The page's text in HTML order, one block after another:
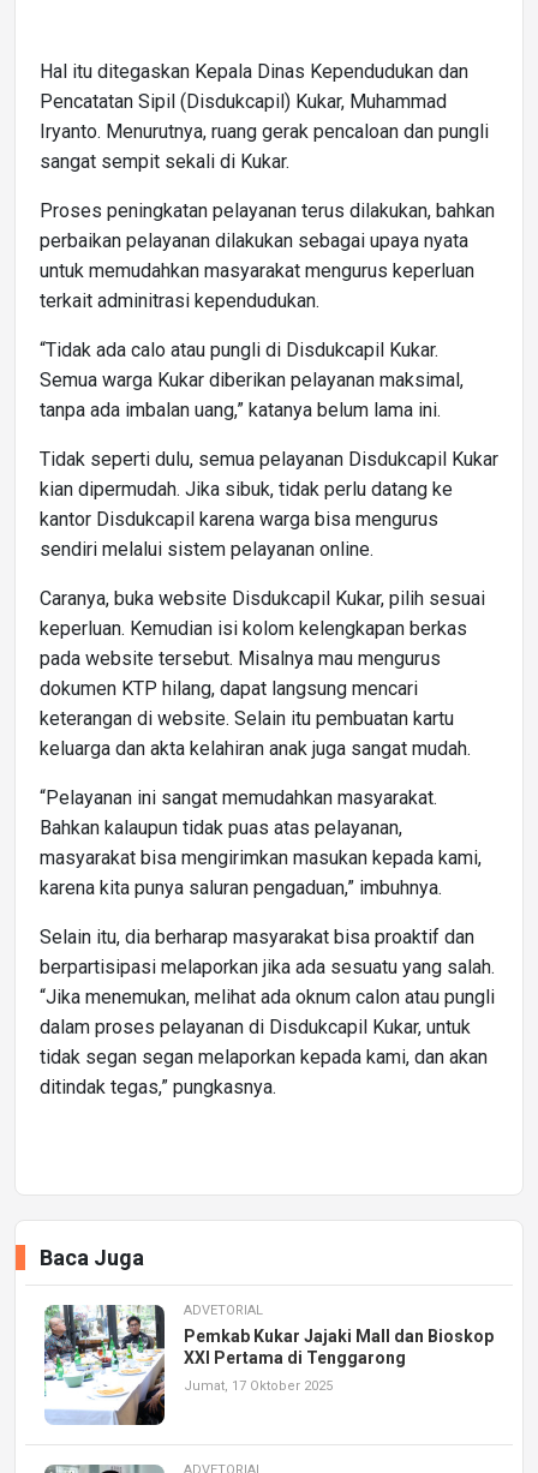
Hal itu ditegaskan Kepala Dinas Kependudukan dan
Pencatatan Sipil (Disdukcapil) Kukar, Muhammad
Iryanto. Menurutnya, ruang gerak pencaloan dan pungli
sangat sempit sekali di Kukar.
Proses peningkatan pelayanan terus dilakukan, bahkan
perbaikan pelayanan dilakukan sebagai upaya nyata
untuk memudahkan masyarakat mengurus keperluan
terkait adminitrasi kependudukan.
“Tidak ada calo atau pungli di Disdukcapil Kukar.
Semua warga Kukar diberikan pelayanan maksimal,
tanpa ada imbalan uang,” katanya belum lama ini.
Tidak seperti dulu, semua pelayanan Disdukcapil Kukar
kian dipermudah. Jika sibuk, tidak perlu datang ke
kantor Disdukcapil karena warga bisa mengurus
sendiri melalui sistem pelayanan online.
Caranya, buka website Disdukcapil Kukar, pilih sesuai
keperluan. Kemudian isi kolom kelengkapan berkas
pada website tersebut. Misalnya mau mengurus
dokumen KTP hilang, dapat langsung mencari
keterangan di website. Selain itu pembuatan kartu
keluarga dan akta kelahiran anak juga sangat mudah.
“Pelayanan ini sangat memudahkan masyarakat.
Bahkan kalaupun tidak puas atas pelayanan,
masyarakat bisa mengirimkan masukan kepada kami,
karena kita punya saluran pengaduan,” imbuhnya.
Selain itu, dia berharap masyarakat bisa proaktif dan
berpartisipasi melaporkan jika ada sesuatu yang salah.
“Jika menemukan, melihat ada oknum calon atau pungli
dalam proses pelayanan di Disdukcapil Kukar, untuk
tidak segan segan melaporkan kepada kami, dan akan
ditindak tegas,” pungkasnya.
Baca Juga
ADVETORIAL
Pemkab Kukar Jajaki Mall dan Bioskop
XXI Pertama di Tenggarong
Jumat, 17 Oktober 2025
ADVETORIAL